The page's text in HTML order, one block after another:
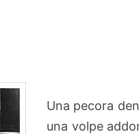
Una pecora
una volpe